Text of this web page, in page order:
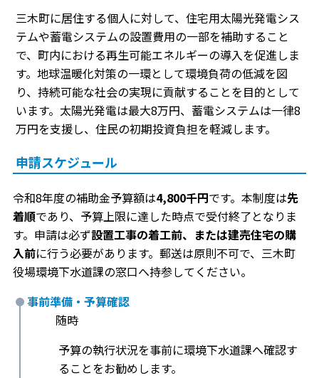
三木町に居住する個人に対して、住宅用太陽光発電シス
テムや蓄電システムの設置費用の一部を補助すること
で、町内における再生可能エネルギーの導入を促進しま
す。地球温暖化対策の一環として環境負荷の低減を図
り、持続可能な社会の実現に貢献することを目的として
います。太陽光発電は最大8万円、蓄電システムは一律8
万円を支援し、住民の初期投資負担を軽減します。
申請スケジュール
令和8年度の補助金予算額は4,800千円です。本制度は先
着順であり、予算上限に達した時点で受付終了となりま
す。申請は必ず設置工事の着工前、または建売住宅の購
入前に行う必要があります。郵送は原則不可で、三木町
役場環境下水道課の窓口へ持参してください。
事前準備・予算確認
随時
予算の執行状況を事前に環境下水道課へ確認す
ることをお勧めします。